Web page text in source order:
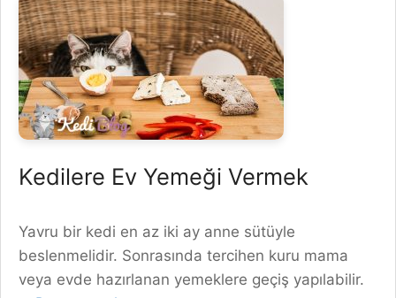
Kedilere Ev Yemeği Vermek
Yavru bir kedi en az iki ay anne sütüyle
beslenmelidir. Sonrasında tercihen kuru mama
veya evde hazırlanan yemeklere geçiş yapılabilir.